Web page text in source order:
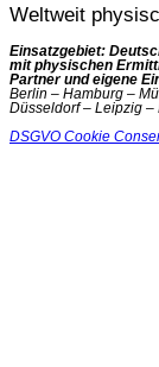
Weltweit
Einsatzgebiet:
mit physischen
Partner und eigene
Berlin – Hamburg –
Düsseldorf – Leipzig –
DSGVO Cookie